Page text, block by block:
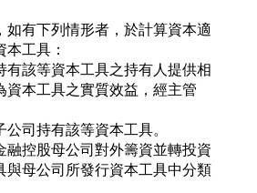
有下列情形者，於計算資本適
工具：
該等資本工具之持有人提供相
資本工具之實質效益，經主管
司持有該等資本工具。
控股母公司對外籌資並轉投資
與母公司所發行資本工具中分類